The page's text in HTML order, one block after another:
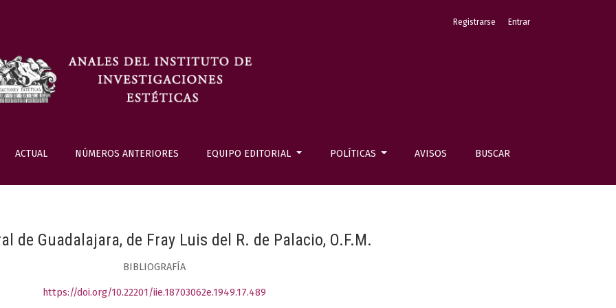
ACTUAL NÚMEROS ANTERIORES EQUIPO EDITORIAL POLÍTICAS AVISOS BUSCAR
Registrarse Entrar
de Guadalajara, de Fray Luis del R. de Palacio, O.F.M.
BIBLIOGRAFÍA
https://doi.org/10.22201/iie.18703062e.1949.17.489